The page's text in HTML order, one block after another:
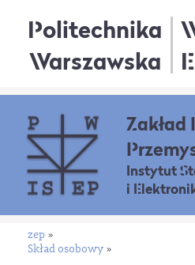
Politechnika
Warszawska
Zakład
Instytut
i
zep »
Skład osobowy »